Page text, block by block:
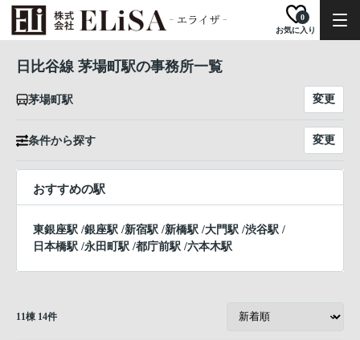
お気に入り
0
日比谷線 茅場町駅の事務所一覧
茅場町駅 変更
条件から探す 変更
おすすめの駅
東銀座駅 /銀座駅 /新宿駅 /新橋駅 /大門駅 /渋谷駅 /
日本橋駅 /永田町駅 /都庁前駅 /六本木駅
11棟 14件